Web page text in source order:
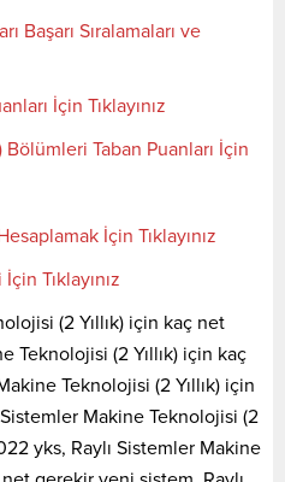
Başarı Sıralamaları ve
İçin Tıklayınız
Taban Puanları İçin
İçin Tıklayınız
Tıklayınız
(2 Yıllık) için kaç net
Teknolojisi (2 Yıllık) için kaç
Teknolojisi (2 Yıllık) için
Makine Teknolojisi (2
yks, Raylı Sistemler Makine